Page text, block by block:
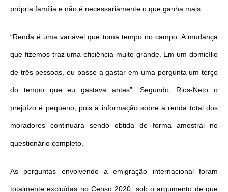
própria família e não é necessariamente o que ganha mais.
“Renda é uma variável que toma tempo no campo. A mudança
que fizemos traz uma eficiência muito grande. Em um domicílio
de três pessoas, eu passo a gastar em uma pergunta um terço
do tempo que eu gastava antes”. Segundo, Rios-Neto o
prejuízo é pequeno, pois a informação sobre a renda total dos
moradores continuará sendo obtida de forma amostral no
questionário completo.
As perguntas envolvendo a emigração internacional foram
totalmente excluídas no Censo 2020, sob o argumento de que